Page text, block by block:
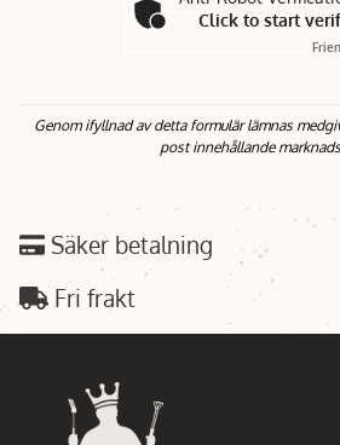
Click to start
Genom ifyllnad av detta formulär lämnas
post innehållande
Säker betalning
Fri frakt